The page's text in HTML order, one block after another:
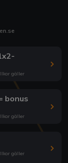
gäller
bonus
gäller
gäller